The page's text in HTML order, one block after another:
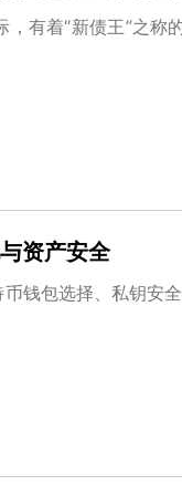
有着“新债王”之
资产安全
钱包选择、私钥安